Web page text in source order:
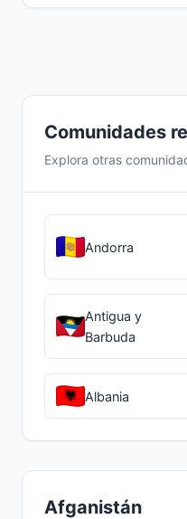
Comunidades
Explora otras
Andorra
Antigua y
Barbuda
Albania
Afganistán